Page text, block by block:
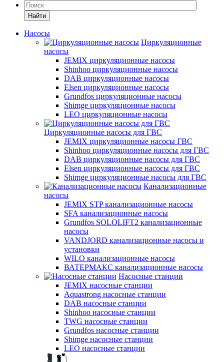
Найти
Насосы
Циркуляционные
насосы
JEMIX циркуляционные насосы
Shinhoo циркуляционные насосы
DAB циркуляционные насосы
Elsen циркуляционные насосы
Grundfos циркуляционные насосы
Shimge циркуляционные насосы
LEO циркуляционные насосы
Циркуляционные насосы для ГВС
JEMIX циркуляционные насосы ГВС
Shinhoo циркуляционные насосы для ГВС
DAB циркуляционные насосы для ГВС
Elsen циркуляционные насосы для ГВС
Shimge циркуляционные насосы для ГВС
Канализационные
насосы
JEMIX STP канализационные насосы
SFA канализационные насосы
Grundfos SOLOLIFT2 канализационные
насосы
VANDJORD канализационные насосы и
установки
WILO канализационные насосы
ВАТЕРМАКС канализационные насосы
Насосные станции
JEMIX насосные станции
Aquastrong насосные станции
DAB насосные станции
Shinhoo насосные станции
TWG насосные станции
Grundfos насосные станции
Shimge насосные станции
LEO насосные станции